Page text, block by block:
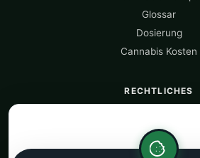
Glossar
Dosierung
Cannabis Kosten
RECHTLICHES
Datenquellen
Datenschutz